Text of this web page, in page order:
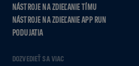
NÁSTROJE NA ZDIEĽANIE TÍMU
NÁSTROJE NA ZDIEĽANIE APP RUN
PODUJATIA
DOZVEDIEŤ SA VIAC